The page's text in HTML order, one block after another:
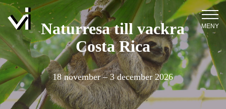
MENY
Naturresa till vackra
Costa Rica
18 november – 3 december 2026